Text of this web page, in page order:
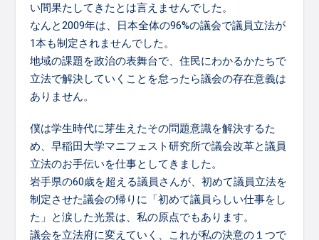
い間果たしてきたとは言えませんでした。
なんと2009年は、日本全体の96%の議会で議員立法が
1本も制定されませんでした。
地域の課題を政治の表舞台で、住民にわかるかたちで
立法で解決していくことを怠ったら議会の存在意義は
ありません。
僕は学生時代に芽生えたその問題意識を解決するた
め、早稲田大学マニフェスト研究所で議会改革と議員
立法のお手伝いを仕事としてきました。
岩手県の60歳を超える議員さんが、初めて議員立法を
制定させた議会の帰りに「初めて議員らしい仕事をし
た」と涙した光景は、私の原点でもあります。
議会を立法府に変えていく、これが私の決意の１つで